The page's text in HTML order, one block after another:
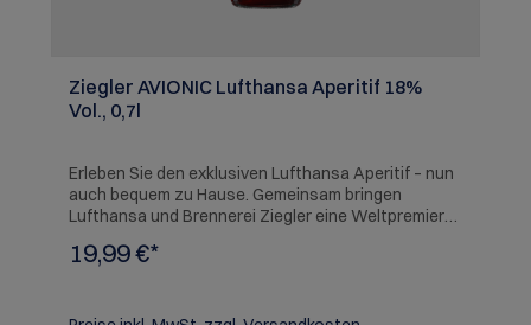
Ziegler AVIONIC Lufthansa Aperitif 18%
Vol., 0,7l
Erleben Sie den exklusiven Lufthansa Aperitif – nun
auch bequem zu Hause. Gemeinsam bringen
Lufthansa und Brennerei Ziegler eine Weltpremiere
Lufthansa Aperitif. Bisher als exklusives
19,99 €*